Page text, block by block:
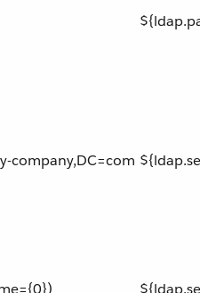
company,DC=com